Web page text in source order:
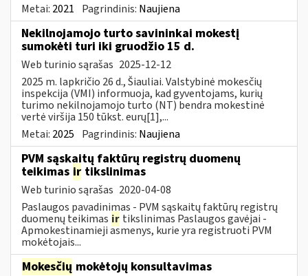
Metai: 2021 Pagrindinis: Naujiena
Nekilnojamojo turto savininkai mokestį
sumokėti turi iki gruodžio 15 d.
Web turinio sąrašas 2025-12-12
2025 m. lapkričio 26 d., Šiauliai. Valstybinė mokesčių
inspekcija (VMI) informuoja, kad gyventojams, kurių
turimo nekilnojamojo turto (NT) bendra mokestinė
vertė viršija 150 tūkst. eurų[1],...
Metai: 2025 Pagrindinis: Naujiena
PVM sąskaitų faktūrų registrų duomenų
teikimas ir tikslinimas
Web turinio sąrašas 2020-04-08
Paslaugos pavadinimas - PVM sąskaitų faktūrų registrų
duomenų teikimas ir tikslinimas Paslaugos gavėjai -
Apmokestinamieji asmenys, kurie yra registruoti PVM
mokėtojais...
Mokesčių mokėtojų konsultavimas